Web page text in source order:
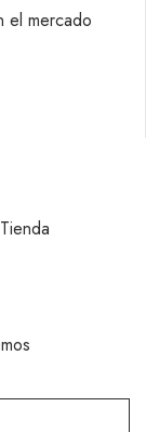
el mercado
Tienda